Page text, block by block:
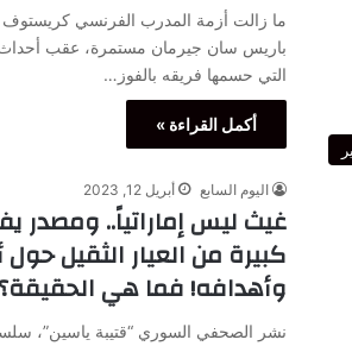
ما زالت أزمة المدرب الفرنسي كريستوف
باريس سان جيرمان مستمرة، عقب أحداث
التي حسمها فريقه بالفوز…
أكمل القراءة »
اليوم السابع أبريل 12, 2023
غيث ليس إماراتياً.. ومصدر
كبيرة من العيار الثقيل
وأهدافه! فما هي الحقيقة؟
نشر الصحفي السوري “قتيبة ياسين”،